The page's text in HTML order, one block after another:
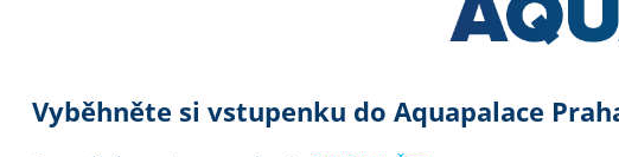
Vyběhněte si vstupenku do Aquapalace